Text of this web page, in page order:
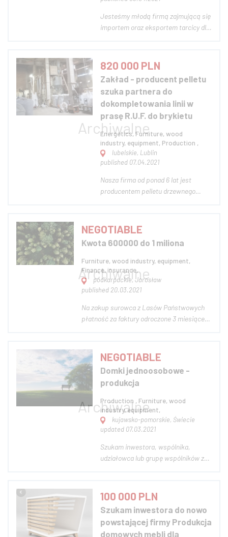
Jesteśmy młodą firmą zajmującą się
importem oraz eksportem tarcicy dla
Europejskiej. Poszukujemy
prywatnego inwestora, kredytu,
dotacji. Interesuje nas również
wspólna współpraca w branży
budowla...
820 000 PLN
Zakład - producent pelletu
szuka partnera do
dokompletowania linii w
prasę R.U.F. do brykietu
Energetics, Furniture, wood
industry, equipment, Production ,
lubelskie, Lublin
published 07.04.2021
Nasza firma od ponad 6 lat jest
producentem pelletu drzewnego
miasta Kowel oraz ok. 120 km od
granicy polsko-ukraińskiej w
Dorohusku. Zakład wyposażony jest
w: linię do produkcji pe...
NEGOTIABLE
Kwota 600000 do 1 miliona
Furniture, wood industry, equipment,
Finance, insurance,
podkarpackie, Jarosław
published 20.03.2021
Na zakup surowca z Lasów Państwowych
płatność za faktury odroczone 3 miesiące
https://unsplash.com/photos/3BlVILvh9hM
NEGOTIABLE
Domki jednoosobowe -
produkcja
Production , Furniture, wood
industry, equipment,
kujawsko-pomorskie, Świecie
updated 07.03.2021
Szukam inwestora, wspólnika,
udziałowca lub grupę wspólników z
JEDNOOSOBOWYCH - kupujesz raz -
używasz całą wieczność....... trumny
- duży deficyt w trumnach w PL i EU.
Na zakup trzeba czekać ok 3 ty...
100 000 PLN
Szukam inwestora do nowo
powstającej firmy Produkcja
domowych mebli dla